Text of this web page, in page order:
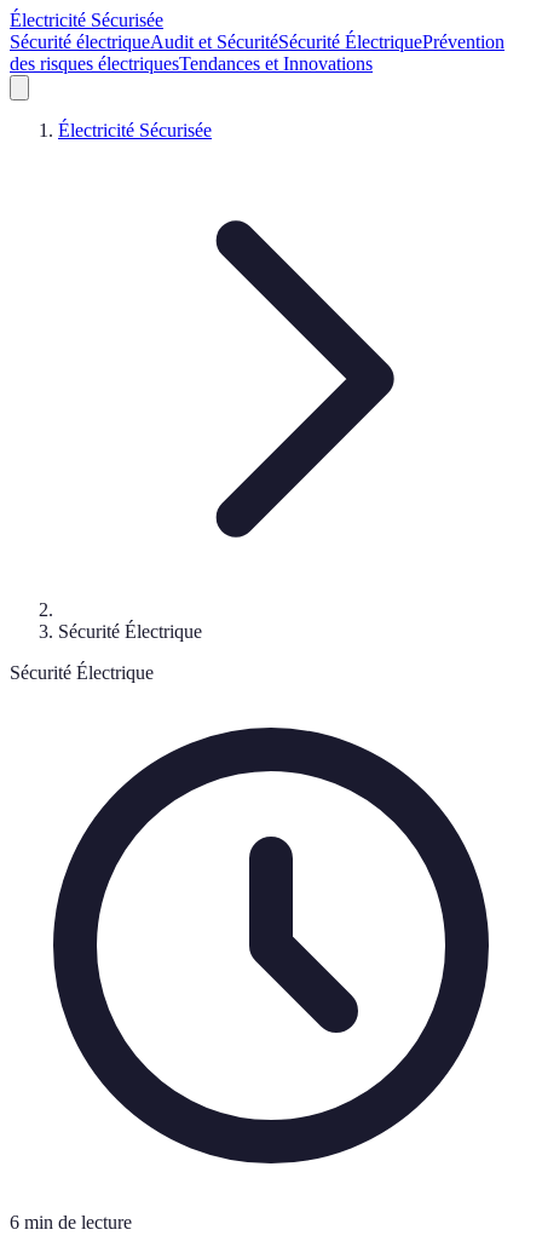
Électricité Sécurisée
Sécurité électriqueAudit et SécuritéSécurité ÉlectriquePrévention
des risques électriquesTendances et Innovations
Électricité Sécurisée
Sécurité Électrique
Sécurité Électrique
6 min de lecture